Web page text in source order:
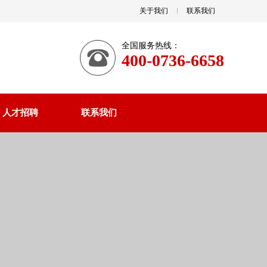
关于我们 联系我们
全国服务热线：
400-0736-6658
人才招聘 联系我们